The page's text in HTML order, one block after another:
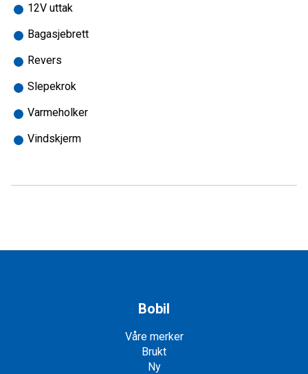
12V uttak
Bagasjebrett
Revers
Slepekrok
Varmeholker
Vindskjerm
Bobil
Våre merker
Brukt
Ny